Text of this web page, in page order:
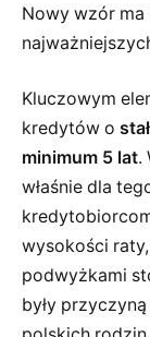
Nowy wzór
Kluczowym
kredytów o
minimum 5 lat.
właśnie dla
wysokości
podwyżkami
były